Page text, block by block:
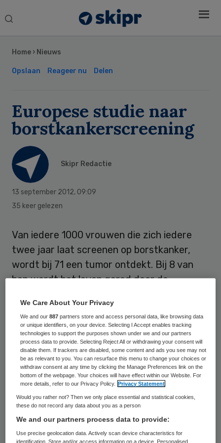
Search
Home › Nieuws
Opslaan Reageer nu Delen
Europese studie naar
borstkankerscreening
Skipr Redactie
13 september 2012, 09:09
35 keer gelezen
Van iedere 1000 vrouwen die zich iedere
twee jaar laat screenen op borstkanker,
wordt bij 71 een tumor ontdekt. Bij 8 van
hen wordt het leven gered door de
behandeling die achteraf niet nodig blijkt.
Dat blijkt uit een grote Europese studie
naar borstkankerscreening. De resultaten
ervan staan donderdag gepubliceerd in het
medische tijdschrift Journal of Medical
Screening.
Nut screening ter discussie
Sidebar
We Care About Your Privacy
We and our887 partners store and access personal data, like browsing data
or unique identifiers, on your device. Selecting I Accept enables tracking
technologies to support the purposes shown under we and our partners
process data to provide. Selecting Reject All or withdrawing your consent will
disable them. If trackers are disabled, some content and ads you see may not
be as relevant to you. You can resurface this menu to change your choices or
withdraw consent at any time by clicking the Manage Preferences link on the
bottom of the webpage. Your choices will have effect within our Website. For
more details, refer to our Privacy Policy.
Privacy Statement
Would you rather not? Then we only place essential and statistical cookies,
these do not record any data about you as a person
We and our partners process data to provide:
Use precise geolocation data. Actively scan device characteristics for
identification. Store and/or access information on a device. Personalised